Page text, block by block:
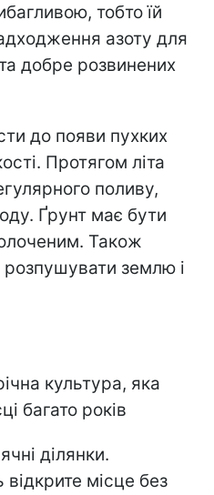
тобто їй
азоту для
добре розвинених
до появи пухких
Протягом літа
поливу,
Ґрунт має бути
Також
землю і
культура, яка
багато років
ділянки.
місце без